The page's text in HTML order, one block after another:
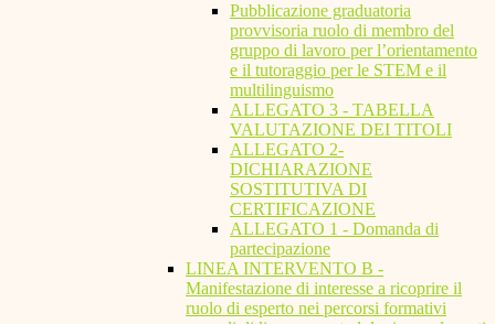
Pubblicazione graduatoria
provvisoria ruolo di membro del
gruppo di lavoro per l’orientamento
e il tutoraggio per le STEM e il
multilinguismo
ALLEGATO 3 - TABELLA
VALUTAZIONE DEI TITOLI
ALLEGATO 2-
DICHIARAZIONE
SOSTITUTIVA DI
CERTIFICAZIONE
ALLEGATO 1 - Domanda di
partecipazione
LINEA INTERVENTO B -
Manifestazione di interesse a ricoprire il
ruolo di esperto nei percorsi formativi